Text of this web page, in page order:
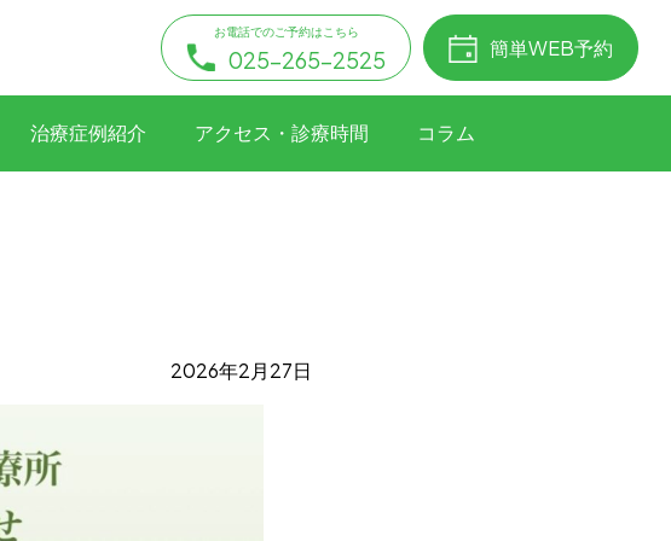
お電話でのご予約はこちら
025-265-2525 簡単WEB予約
治療症例紹介 アクセス・診療時間 コラム
2026年2月27日